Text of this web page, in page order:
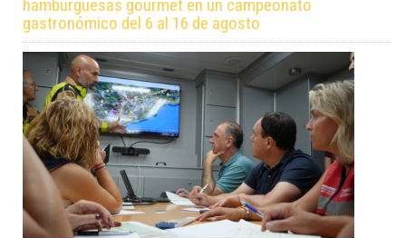
hamburguesas gourmet en un campeonato
gastronómico del 6 al 16 de agosto